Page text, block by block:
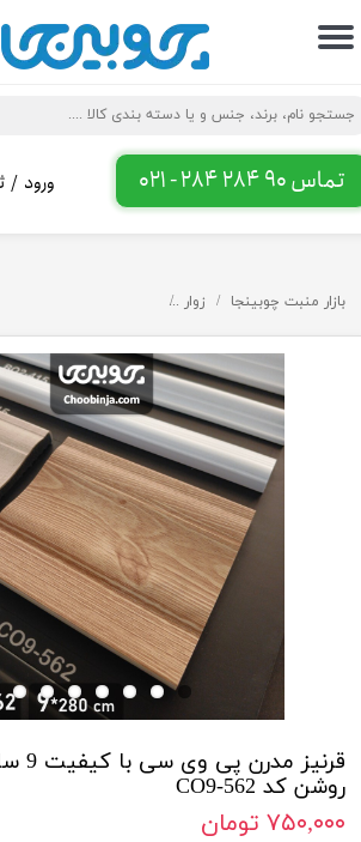
تماس 90 284 284 - 021 ورود /
حساب کاربری من
تغییر گذر واژه
سفارشات
خروج از حساب کاربری
بازار منبت چوبینجا زوار
روشن کد CO9-562
۷۵۰,۰۰۰ تومان